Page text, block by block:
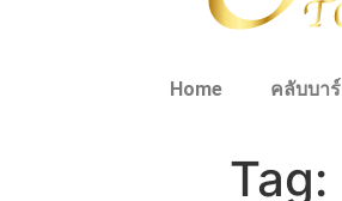
Home คลับบาร์
Tag: